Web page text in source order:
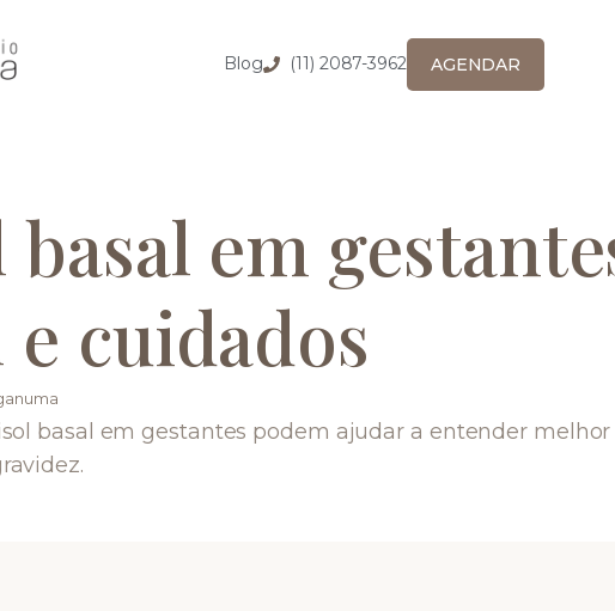
Blog (11) 2087-3962 AGENDAR
em
e cuidados
basal em gestantes podem ajudar a entender melhor